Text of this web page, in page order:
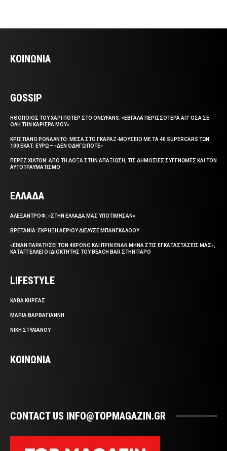
ΚΟΙΝΩΝΙΑ
GOSSIP
ΗΘΟΠΟΙΟΣ ΤΟΥ ΧΑΡΙ ΠΟΤΕΡ ΣΤΟ ONLYFANS: «ΕΒΓΑΛΑ ΠΕΡΙΣΣΟΤΕΡΑ ΑΠ’ ΟΣΑ ΣΕ
ΟΛΗ ΤΗΝ ΚΑΡΙΕΡΑ ΜΟΥ»
ΚΡΙΣΤΙΑΝΟ ΡΟΝΑΛΝΤΟ: ΜΕΣΑ ΣΤΟ ΓΚΑΡΑΖ-ΜΟΥΣΕΙΟ ΜΕ ΤΑ 40 SUPERCARS ΤΩΝ
100 ΕΚΑΤ. ΕΥΡΩ – «ΔΕΝ ΟΔΗΓΩ ΠΟΤΕ»
ΠΕΡΕΖ ΧΙΛΤΟΝ: ΑΠΟ ΤΗ ΔΟΞΑ ΣΤΗΝ ΑΠΑΞΙΩΣΗ, ΤΙΣ ΔΗΜΟΣΙΕΣ ΣΥΓΓΝΩΜΕΣ ΚΑΙ ΤΟΝ
ΑΥΤΟΤΡΑΥΜΑΤΙΣΜΟ
ΕΛΛΑΔΑ
ΑΛΕΞΑΝΤΡΟΦ: «ΣΤΗΝ ΕΛΛΑΔΑ ΜΑΣ ΥΠΟΤΙΜΗΣΑΝ»
ΒΡΕΤΑΝΙΑ: ΕΚΡΗΞΗ ΑΕΡΙΟΥ ΔΙΕΛΥΣΕ ΜΠΑΝΓΚΑΛΟΟΥ
«ΕΙΧΑΝ ΠΑΡΑΤΗΣΕΙ ΤΟΝ 4ΧΡΟΝΟ ΚΑΙ ΠΡΙΝ ΕΝΑΝ ΜΗΝΑ ΣΤΙΣ ΕΓΚΑΤΑΣΤΑΣΕΙΣ ΜΑΣ»,
ΚΑΤΑΓΓΕΛΛΕΙ Ο ΙΔΙΟΚΤΗΤΗΣ ΤΟΥ BEACH BAR ΣΤΗΝ ΠΑΡΟ
LIFESTYLE
ΚΑΒΑ ΚΗΡΕΑΣ
ΜΑΡΙΑ ΒΑΡΒΑΓΙΑΝΝΗ
ΝΙΚΗ ΣΤΥΛΙΑΝΟΥ
ΚΟΙΝΩΝΙΑ
CONTACT US INFO@TOPMAGAZIN.GR